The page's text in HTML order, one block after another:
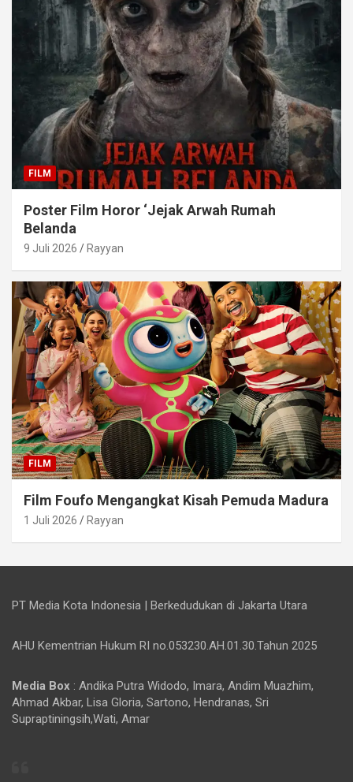
FILM
Poster Film Horor ‘Jejak Arwah Rumah
Belanda
9 Juli 2026 Rayyan
FILM
Film Foufo Mengangkat Kisah Pemuda Madura
1 Juli 2026 Rayyan
PT Media Kota Indonesia | Berkedudukan di Jakarta Utara
AHU Kementrian Hukum RI no.053230.AH.01.30.Tahun 2025
Media Box : Andika Putra Widodo, Imara, Andim Muazhim,
Ahmad Akbar, Lisa Gloria, Sartono, Hendranas, Sri
Supraptiningsih,Wati, Amar